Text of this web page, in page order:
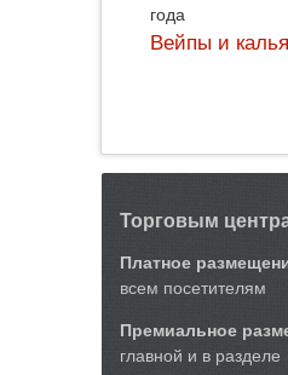
года
Вейпы и
Торговым
Платное
всем посетителям
Премиальное
главной и в разделе